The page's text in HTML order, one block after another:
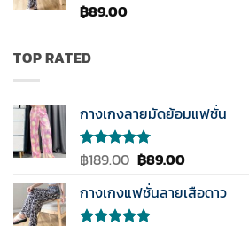
ให้คะแนน
คะแนน
฿89.00
TOP RATED
กางเกงลายมัดย้อมแฟชั่น
ให้คะแนน
คะแนน
฿189.00 Original
was:
฿189.00.
฿89.00Current
is:
กางเกงแฟชั่นลายเสือดาว